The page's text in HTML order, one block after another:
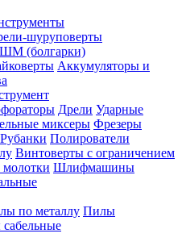
шуруповерты
(болгарки)
Аккумуляторы и
Дрели Ударные
миксеры Фрезеры
Рубанки Полирователи
Винтоверты с ограничением
Шлифмашины
по металлу Пилы